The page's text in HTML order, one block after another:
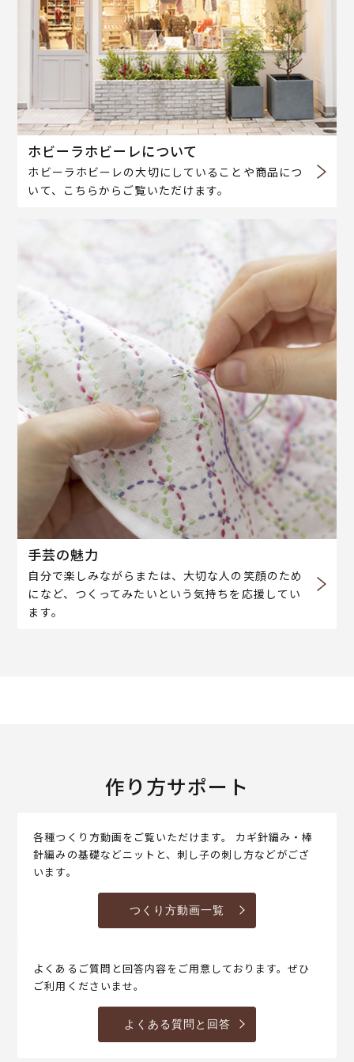
ホビーラホビーレについて
ホビーラホビーレの大切にしていることや商品につ
いて、こちらからご覧いただけます。
手芸の魅力
自分で楽しみながらまたは、大切な人の笑顔のため
になど、つくってみたいという気持ちを応援してい
ます。
作り方サポート
各種つくり方動画をご覧いただけます。 カギ針編み・棒
針編みの基礎などニットと、刺し子の刺し方などがござ
います。
つくり方動画一覧
よくあるご質問と回答内容をご用意しております。ぜひ
ご利用くださいませ。
よくある質問と回答